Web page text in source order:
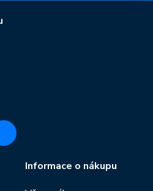
Informace o nákupu